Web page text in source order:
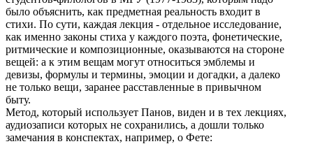
было объяснить, как предметная реальность входит в
стихи. По сути, каждая лекция - отдельное исследование,
как именно законы стиха у каждого поэта, фонетические,
ритмические и композиционные, оказываются на стороне
вещей: а к этим вещам могут относиться эмблемы и
девизы, формулы и термины, эмоции и догадки, а далеко
не только вещи, заранее расставленные в привычном
быту.
Метод, который использует Панов, виден и в тех лекциях,
аудиозаписи которых не сохранились, а дошли только
замечания в конспектах, например, о Фете: